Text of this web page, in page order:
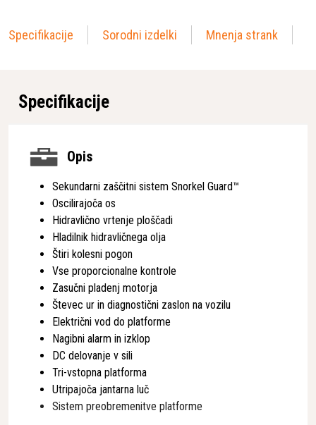
Specifikacije Sorodni izdelki Mnenja strank
Specifikacije
Opis
Sekundarni zaščitni sistem Snorkel Guard™
Oscilirajoča os
Hidravlično vrtenje ploščadi
Hladilnik hidravličnega olja
Štiri kolesni pogon
Vse proporcionalne kontrole
Zasučni pladenj motorja
Števec ur in diagnostični zaslon na vozilu
Električni vod do platforme
Nagibni alarm in izklop
DC delovanje v sili
Tri-vstopna platforma
Utripajoča jantarna luč
Sistem preobremenitve platforme